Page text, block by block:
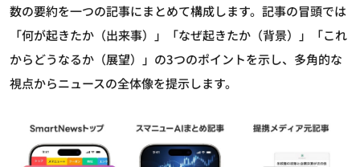
数の要約を一つの記事にまとめて構成します。記事の冒頭では
「何が起きたか（出来事）」「なぜ起きたか（背景）」「これ
からどうなるか（展望）」の3つのポイントを示し、多角的な
視点からニュースの全体像を提示します。